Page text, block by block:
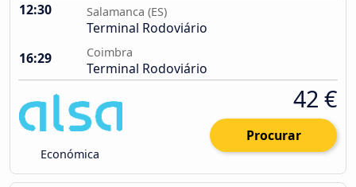
12:30 Salamanca (ES)
Terminal Rodoviário
16:29
Coimbra
Terminal Rodoviário
Económica
42 €
Procurar